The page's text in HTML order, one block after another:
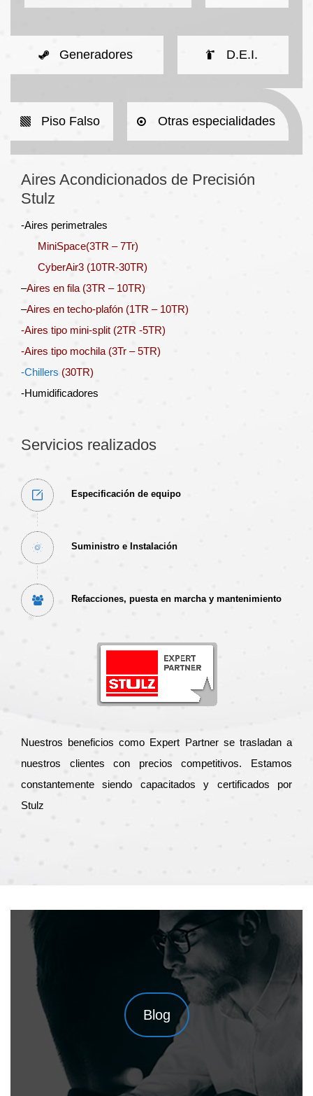
Generadores D.E.I.
Piso Falso Otras especialidades
Aires Acondicionados de Precisión
Stulz
-Aires perimetrales
MiniSpace(3TR – 7Tr)
CyberAir3 (10TR-30TR)
–Aires en fila (3TR – 10TR)
–Aires en techo-plafón (1TR – 10TR)
-Aires tipo mini-split (2TR -5TR)
-Aires tipo mochila (3Tr – 5TR)
-Chillers (30TR)
-Humidificadores
Servicios realizados
Especificación de equipo
Suministro e Instalación
Refacciones, puesta en marcha y mantenimiento
Nuestros beneficios como Expert Partner se trasladan a
nuestros clientes con precios competitivos. Estamos
constantemente siendo capacitados y certificados por
Stulz
Blog